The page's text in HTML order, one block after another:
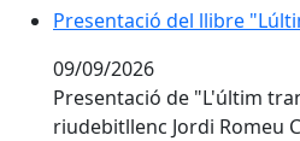
Presentació del llibre
Presentació del llibre
09/09/2026
Presentació de "L'últim
riudebitllenc Jordi Romeu